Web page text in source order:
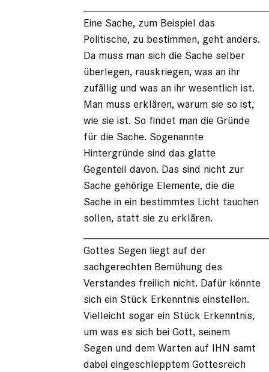
Eine Sache, zum Beispiel das
Politische, zu bestimmen, geht anders.
Da muss man sich die Sache selber
überlegen, rauskriegen, was an ihr
zufällig und was an ihr wesentlich ist.
Man muss erklären, warum sie so ist,
wie sie ist. So findet man die Gründe
für die Sache. Sogenannte
Hintergründe sind das glatte
Gegenteil davon. Das sind nicht zur
Sache gehörige Elemente, die die
Sache in ein bestimmtes Licht tauchen
sollen, statt sie zu erklären.
Gottes Segen liegt auf der
sachgerechten Bemühung des
Verstandes freilich nicht. Dafür könnte
sich ein Stück Erkenntnis einstellen.
Vielleicht sogar ein Stück Erkenntnis,
um was es sich bei Gott, seinem
Segen und dem Warten auf IHN samt
dabei eingeschlepptem Gottesreich